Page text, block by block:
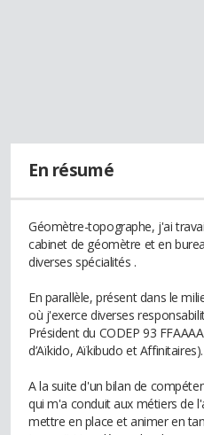
En résumé
Géomètre-topographe, j'ai
cabinet de géomètre et en
diverses spécialités .
En parallèle, présent dans le
où j'exerce diverses
Président du CODEP 93
d’Aïkido, Aïkibudo et Affinitaires).
A la suite d'un bilan de
qui m'a conduit aux métiers de
mettre en place et animer en